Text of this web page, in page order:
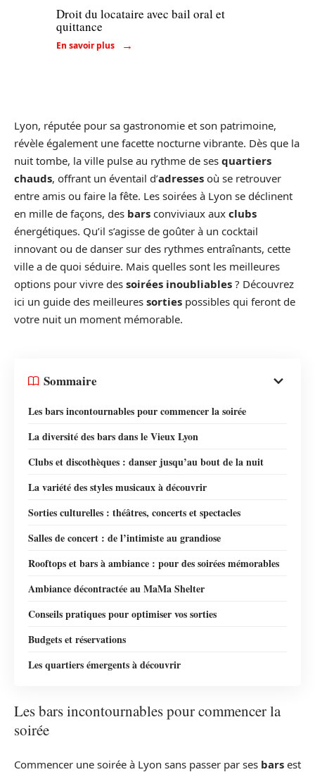
Droit du locataire avec bail oral et
quittance
En savoir plus
Lyon, réputée pour sa gastronomie et son patrimoine,
révèle également une facette nocturne vibrante. Dès que la
nuit tombe, la ville pulse au rythme de ses quartiers
chauds, offrant un éventail d’adresses où se retrouver
entre amis ou faire la fête. Les soirées à Lyon se déclinent
en mille de façons, des bars conviviaux aux clubs
énergétiques. Qu’il s’agisse de goûter à un cocktail
innovant ou de danser sur des rythmes entraînants, cette
ville a de quoi séduire. Mais quelles sont les meilleures
options pour vivre des soirées inoubliables ? Découvrez
ici un guide des meilleures sorties possibles qui feront de
votre nuit un moment mémorable.
Sommaire
Les bars incontournables pour commencer la soirée
La diversité des bars dans le Vieux Lyon
Clubs et discothèques : danser jusqu’au bout de la nuit
La variété des styles musicaux à découvrir
Sorties culturelles : théâtres, concerts et spectacles
Salles de concert : de l’intimiste au grandiose
Rooftops et bars à ambiance : pour des soirées mémorables
Ambiance décontractée au MaMa Shelter
Conseils pratiques pour optimiser vos sorties
Budgets et réservations
Les quartiers émergents à découvrir
Les bars incontournables pour commencer la
soirée
Commencer une soirée à Lyon sans passer par ses bars est